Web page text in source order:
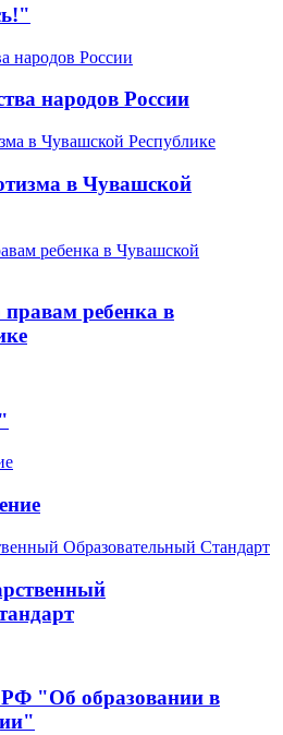
народов России
в Чувашской
ребенка в
"Об образовании в